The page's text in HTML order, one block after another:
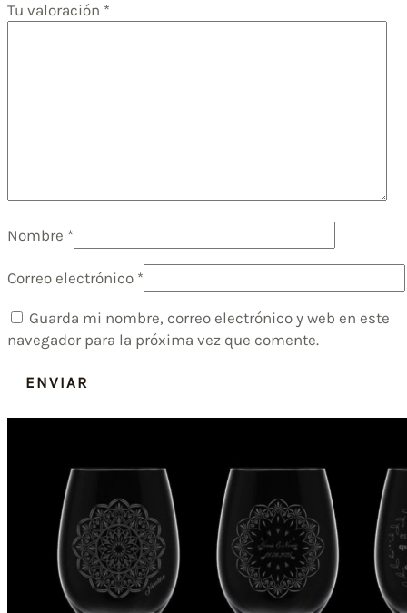
Tu valoración *
Nombre *
Correo electrónico *
Guarda mi nombre, correo electrónico y web en este
navegador para la próxima vez que comente.